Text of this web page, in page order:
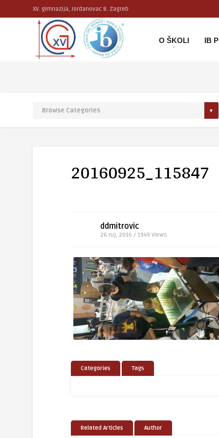
XV. gimnazija, Jordanovac 8. Zagreb
O ŠKOLI IB
20160925_115847
ddmitrovic
26 ruj, 2016 / 1949 Views
Categories Tags
Related Articles Author